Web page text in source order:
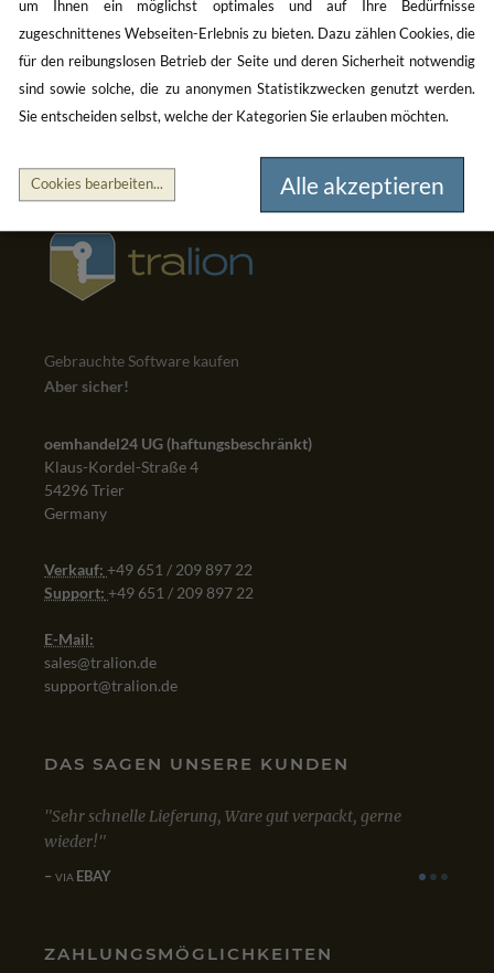
Gebrauchte Software kaufen
Aber sicher!
oemhandel24 UG (haftungsbeschränkt)
Klaus-Kordel-Straße 4
54296 Trier
Germany
Verkauf: +49 651 / 209 897 22
Support: +49 651 / 209 897 22
E-Mail:
sales@tralion.de
support@tralion.de
DAS SAGEN UNSERE KUNDEN
Lieferung, Ware gut verpackt, gerne
Mit dem Kauf von Win
ZAHLUNGSMÖGLICHKEITEN
um Ihnen ein möglichst optimales und auf Ihre Bedürfnisse
zugeschnittenes Webseiten-Erlebnis zu bieten. Dazu zählen Cookies, die
für den reibungslosen Betrieb der Seite und deren Sicherheit notwendig
sind sowie solche, die zu anonymen Statistikzwecken genutzt werden.
Sie entscheiden selbst, welche der Kategorien Sie erlauben möchten.
Cookies bearbeiten... Alle akzeptieren